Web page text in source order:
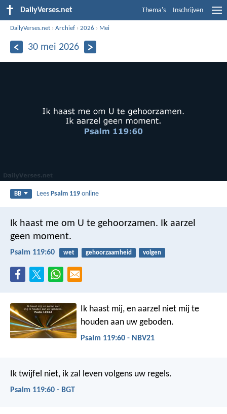
DailyVerses.net Thema's Inschrijven
DailyVerses.net ›Archief ›2026 › Mei
30 mei 2026
BB LeesPsalm 119 online
Ik haast me om U te gehoorzamen. Ik aarzel
geen moment.
Psalm 119:60 wet gehoorzaamheid volgen
Ik haast mij, en aarzel niet mij te
houden aan uw geboden.
Psalm 119:60 - NBV21
Ik twijfel niet, ik zal leven volgens uw regels.
Psalm 119:60 - BGT